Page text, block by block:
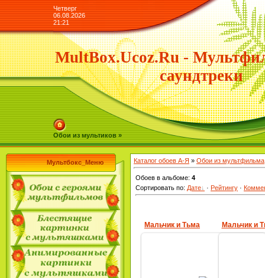
Четверг
06.08.2026
21:21
MultBox.Ucoz.Ru -
саундтреки
Обои из мультиков »
Мультбокс_Меню Каталог обоев А-Я » Обои из мультфильма
Обоев в альбоме: 4
Сортировать по: Дате · Рейтингу ·
Мальчик и Тьма Мальчик и